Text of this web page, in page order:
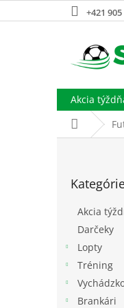
na
+421
Akcia
Domov
kategórie
Akcia
Darčeky
Lopty
Tréning
Brankári